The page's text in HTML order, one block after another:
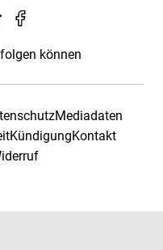
können
Mediadaten
KündigungKontakt